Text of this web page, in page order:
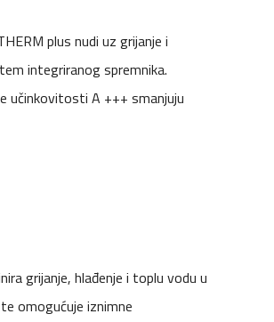
plus nudi uz grijanje i
integriranog spremnika.
učinkovitosti A +++ smanjuju
grijanje, hlađenje i toplu vodu u
omogućuje iznimne